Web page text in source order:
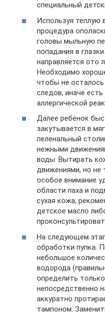
специальный
Используя теплую
процедура
головы мыльную
попадания в
направляется ото
Необходимо
чтобы не
следов, иначе
аллергической
Далее ребенок
закутывается в
пеленальный
нежными
воды. Вытирать
движениями, но не
особое внимание
области паха и
сухая кожа,
детское масло
На следующем
обработки пупка.
небольшое
водорода
определить
непосредственно
аккуратно
тампоном.